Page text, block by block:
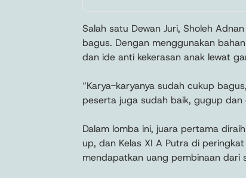
Salah satu Dewan Juri, Sholeh
bagus. Dengan menggunakan
dan ide anti kekerasan anak lewat
“Karya-karyanya sudah cukup
peserta juga sudah baik, gugup dan
Dalam lomba ini, juara pertama
up, dan Kelas XI A Putra di
mendapatkan uang pembinaan dari